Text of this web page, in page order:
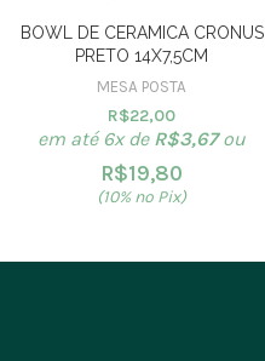
BOWL DE CERAMICA CRONUS
PRETO 14X7,5CM
MESA POSTA
R$22,00
em até 6x de R$3,67ou
R$19,80
(10% no Pix)